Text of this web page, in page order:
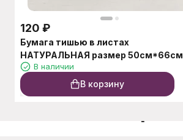
120 ₽
Бумага тишью в листах
НАТУРАЛЬНАЯ размер 50см*66см
В наличии
В корзину